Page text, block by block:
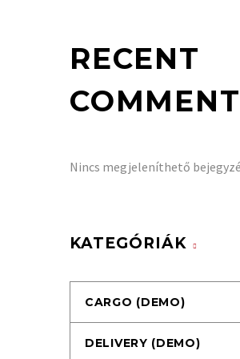
RECENT
Nincs megjeleníthető
KATEGÓRIÁK
CARGO (DEMO)
DELIVERY (DEMO)